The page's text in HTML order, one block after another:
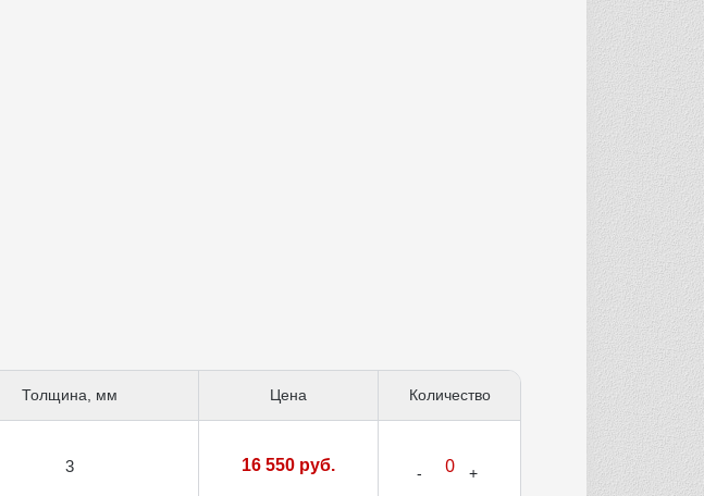
Толщина, мм Цена Количество
3 16 550 руб.